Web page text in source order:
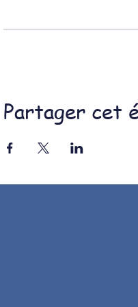
Partager cet